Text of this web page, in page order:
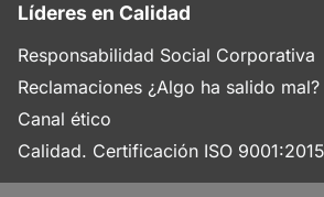
Líderes en Calidad
Responsabilidad Social Corporativa
Reclamaciones ¿Algo ha salido mal?
Canal ético
Calidad. Certificación ISO 9001:2015